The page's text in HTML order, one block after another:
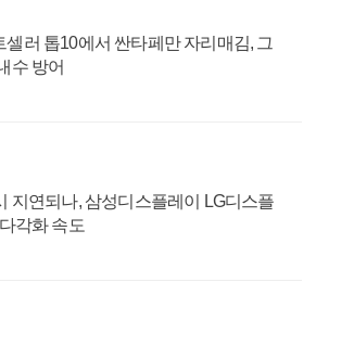
러 톱10에서 싼타페만 자리매김, 그
수 방어
지연되나, 삼성디스플레이 LG디스플
각화 속도